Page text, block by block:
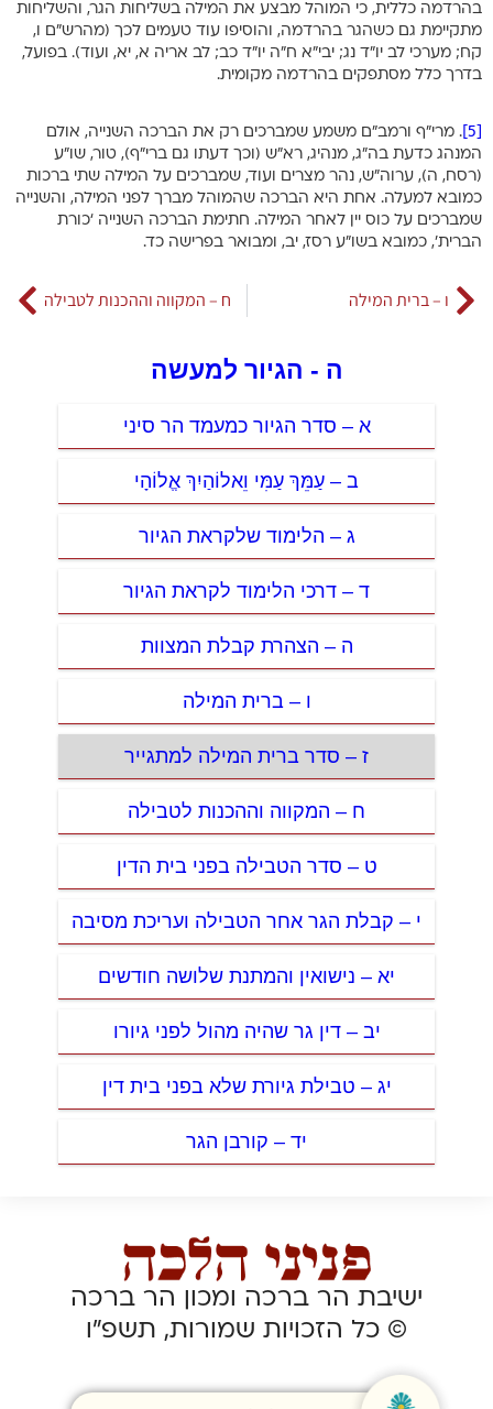
בהרדמה כללית, כי המוהל מבצע את המילה בשליחות הגר, והשליחות
מתקיימת גם כשהגר בהרדמה, והוסיפו עוד טעמים לכך (מהרש”ם ו,
קח; מערכי לב יו”ד נג; יבי”א ח”ה יו”ד כב; לב אריה א, יא, ועוד). בפועל,
בדרך כלל מסתפקים בהרדמה מקומית.
. מרי”ף ורמב”ם משמע שמברכים רק את הברכה השנייה, אולם
המנהג כדעת בה”ג, מנהיג, רא”ש (וכך דעתו גם ברי”ף), טור, שו”ע
(רסח, ה), ערוה”ש, נהר מצרים ועוד, שמברכים על המילה שתי ברכות
כמובא למעלה. אחת היא הברכה שהמוהל מברך לפני המילה, והשנייה
שמברכים על כוס יין לאחר המילה. חתימת הברכה השנייה ‘כורת
הברית’, כמובא בשו”ע רסז, יב, ומבואר בפרישה כד.
ו – ברית המילה ח – המקווה וההכנות לטבילה
ה - הגיור למעשה
א – סדר הגיור כמעמד הר סיני
ב – עַמֵּךְ עַמִּי וֵאלוֹהַיִךְ אֱלוֹהָי
ג – הלימוד שלקראת הגיור
ד – דרכי הלימוד לקראת הגיור
ה – הצהרת קבלת המצוות
ו – ברית המילה
ז – סדר ברית המילה למתגייר
ח – המקווה וההכנות לטבילה
ט – סדר הטבילה בפני בית הדין
י – קבלת הגר אחר הטבילה ועריכת מסיבה
יא – נישואין והמתנת שלושה חודשים
יב – דין גר שהיה מהול לפני גיורו
יג – טבילת גיורת שלא בפני בית דין
יד – קורבן הגר
ישיבת הר ברכה ומכון הר ברכה
© כל הזכויות שמורות, תשפ”ו